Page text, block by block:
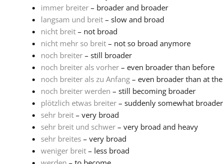
immer breiter– broader and broader
langsam und breit– slow and broad
nicht breit– not broad
nicht mehr so breit– not so broad anymore
noch breiter– still broader
noch breiter als vorher– even broader than before
noch breiter als zu Anfang– even broader than at
noch breiter werden – still becoming broader
plötzlich etwas breiter– suddenly somewhat broader
sehr breit– very broad
sehr breit und schwer– very broad and heavy
sehr breites– very broad
weniger breit– less broad